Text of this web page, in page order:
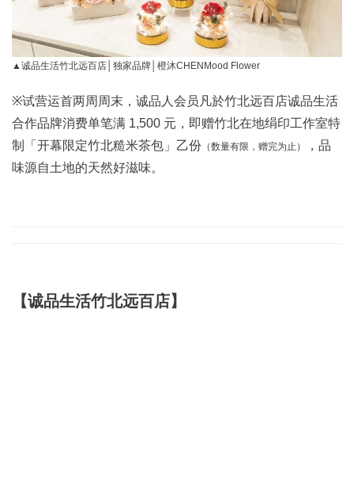
▲诚品生活竹北远百店│独家品牌│橙沐CHENMood Flower
※试营运首两周周末，诚品人会员凡於竹北远百店诚品生活
合作品牌消费单笔满 1,500 元，即赠竹北在地绢印工作室特
制「开幕限定竹北糙米茶包」乙份 （数量有限，赠完为止）
，品
味源自土地的天然好滋味。
【诚品生活竹北远百店】